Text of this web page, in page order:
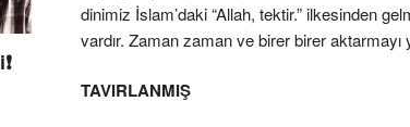
dinimiz İslam’daki “Allah, tektir.” ilkesinden
vardır. Zaman zaman ve birer birer
TAVIRLANMIŞ